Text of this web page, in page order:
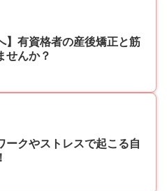
】有資格者の産後矯正と筋
せんか？
ークやストレスで起こる自